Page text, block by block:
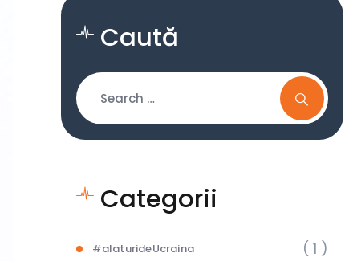
Caută
Categorii
#alaturideUcraina ( 1 )